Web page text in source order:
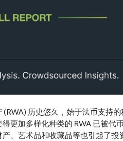
历史悠久，始于法币支持
得更加多样化种类的 RWA 已被代
产 、艺术品和收藏品等也引起了投